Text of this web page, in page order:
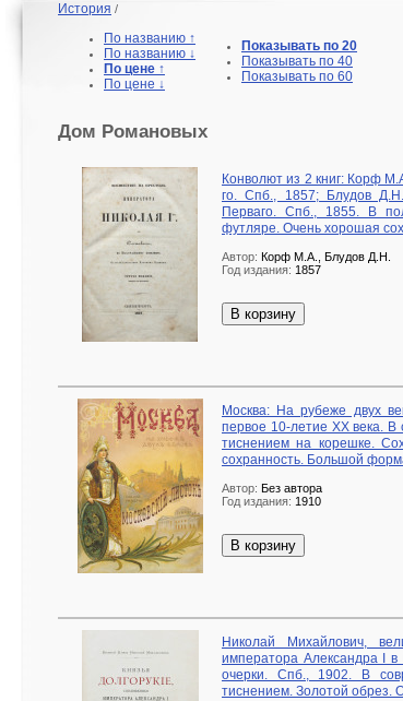
История /
По названию ↑
По названию ↓
По цене ↑
По цене ↓
Показывать по 20
Показывать по 40
Показывать по 60
Дом Романовых
Конволют из 2 книг: Корф
го. Спб., 1857; Блудов
Перваго. Спб., 1855. В
футляре. Очень хорошая
Автор: Корф М.А., Блудов Д.Н.
Год издания: 1857
В корзину
Москва: На рубеже двух
первое 10-летие ХХ века.
тиснением на корешке.
сохранность. Большой
Автор: Без автора
Год издания: 1910
В корзину
Николай Михайлович,
императора Александра I в
очерки. Спб., 1902. В
тиснением. Золотой обрез.